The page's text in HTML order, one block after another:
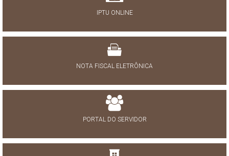
IPTU ONLINE
NOTA FISCAL ELETRÔNICA
PORTAL DO SERVIDOR